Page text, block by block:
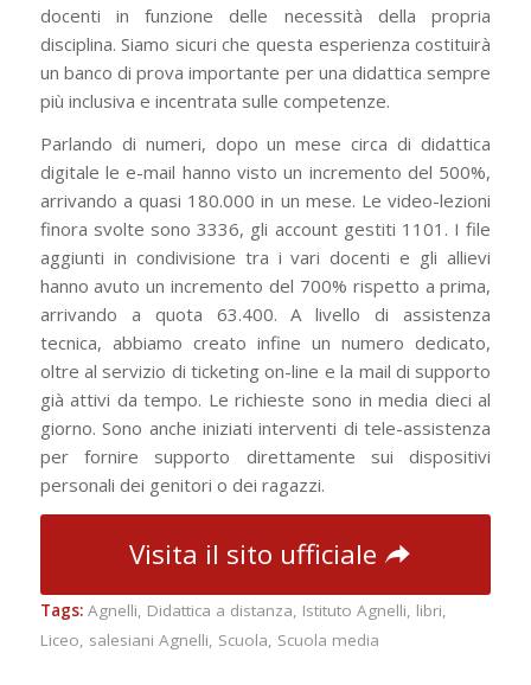
docenti in funzione delle necessità della propria
disciplina. Siamo sicuri che questa esperienza costituirà
un banco di prova importante per una didattica sempre
più inclusiva e incentrata sulle competenze.
Parlando di numeri, dopo un mese circa di didattica
digitale le e-mail hanno visto un incremento del 500%,
arrivando a quasi 180.000 in un mese. Le video-lezioni
finora svolte sono 3336, gli account gestiti 1101. I file
aggiunti in condivisione tra i vari docenti e gli allievi
hanno avuto un incremento del 700% rispetto a prima,
arrivando a quota 63.400. A livello di assistenza
tecnica, abbiamo creato infine un numero dedicato,
oltre al servizio di ticketing on-line e la mail di supporto
già attivi da tempo. Le richieste sono in media dieci al
giorno. Sono anche iniziati interventi di tele-assistenza
per fornire supporto direttamente sui dispositivi
personali dei genitori o dei ragazzi.
Visita il sito ufficiale
Tags: Agnelli, Didattica a distanza, Istituto Agnelli, libri,
Liceo, salesiani Agnelli, Scuola, Scuola media